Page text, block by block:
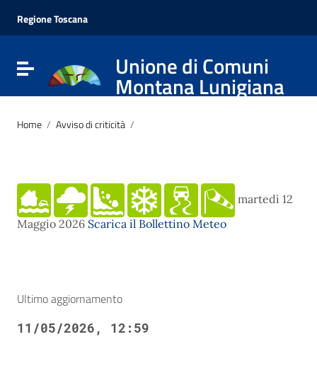
Vai al menu di navigazione
Vai al footer
Regione Toscana
Attiva / disattiva la navigazioneUnione di Comuni
Montana Lunigiana
Home / Avviso di criticità /
martedì 12
Maggio 2026 Scarica il Bollettino Meteo
Ultimo aggiornamento
11/05/2026, 12:59